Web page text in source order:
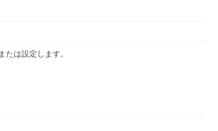
たは設定します。